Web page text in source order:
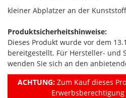
kleiner Abplatzer an der
Produktsicherheitshinweise:
Dieses Produkt wurde vor dem
bereitgestellt. Für Hersteller- und
wenden Sie sich an den
ACHTUNG:Zum Kauf dieses